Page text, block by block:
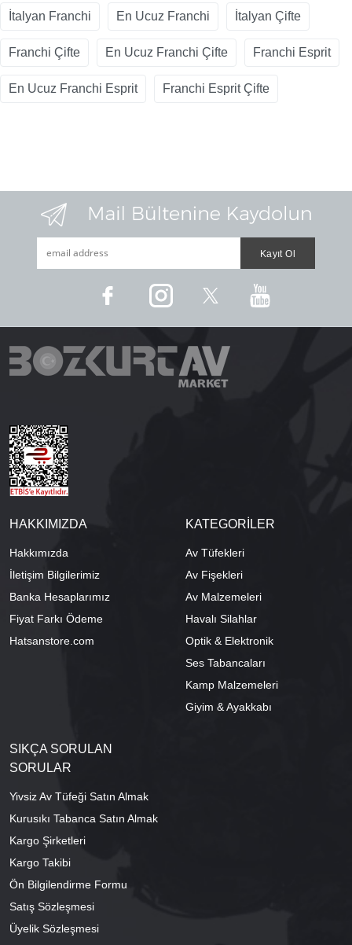
İtalyan Franchi En Ucuz Franchi İtalyan Çifte
Franchi Çifte En Ucuz Franchi Çifte Franchi Esprit
En Ucuz Franchi Esprit Franchi Esprit Çifte
HAKKIMIZDA
Hakkımızda
İletişim Bilgilerimiz
Banka Hesaplarımız
Fiyat Farkı Ödeme
Hatsanstore.com
KATEGORİLER
Av Tüfekleri
Av Fişekleri
Av Malzemeleri
Havalı Silahlar
Optik & Elektronik
Ses Tabancaları
Kamp Malzemeleri
Giyim & Ayakkabı
SIKÇA SORULAN
SORULAR
Yivsiz Av Tüfeği Satın Almak
Kurusıkı Tabanca Satın Almak
Kargo Şirketleri
Kargo Takibi
Ön Bilgilendirme Formu
Satış Sözleşmesi
Üyelik Sözleşmesi